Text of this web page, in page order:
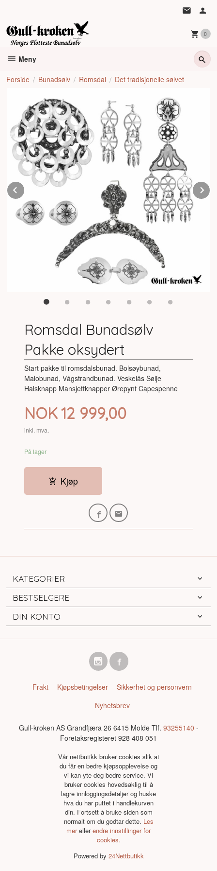
innholdet
0
Meny
Forside Bunadsølv Romsdal Det tradisjonelle sølvet
Prev
Romsdal Bunadsølv
Pakke oksydert
Start pakke til romsdalsbunad. Bolsøybunad,
Malobunad, Vågstrandbunad. Veskelås Sølje
Halsknapp Mansjettknapper Ørepynt Capespenne
Pris
NOK12 999,00
inkl. mva.
På lager
Kjøp
KATEGORIER
BESTSELGERE
DIN KONTO
Frakt Kjøpsbetingelser
Sikkerhet og personvern
Nyhetsbrev
Gull-kroken AS Grandfjæra 26 6415 Molde Tlf. 93255140 -
Foretaksregisteret 928 408 051
Vår nettbutikk bruker cookies slik at
du får en bedre kjøpsopplevelse og
vi kan yte deg bedre service. Vi
bruker cookies hovedsaklig til å
lagre innloggingsdetaljer og huske
hva du har puttet i handlekurven
din. Fortsett å bruke siden som
normalt om du godtar dette. Les
merellerendre innstillinger for
cookies.
Powered by 24Nettbutikk